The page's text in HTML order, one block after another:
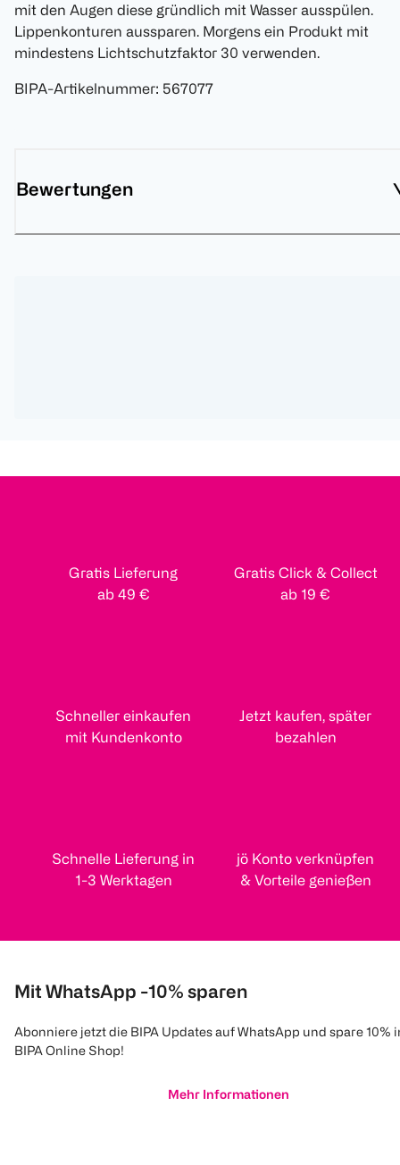
mit den Augen diese gründlich mit Wasser ausspülen.
Lippenkonturen aussparen. Morgens ein Produkt mit
mindestens Lichtschutzfaktor 30 verwenden.
BIPA-Artikelnummer: 567077
Bewertungen
Gratis Lieferung
ab 49 €
Gratis Click & Collect
ab 19 €
Schneller einkaufen
mit Kundenkonto
Jetzt kaufen, später
bezahlen
Schnelle Lieferung in
1-3 Werktagen
jö Konto verknüpfen
& Vorteile genießen
Mit WhatsApp -10% sparen
Abonniere jetzt die BIPA Updates auf WhatsApp und spare 10%
BIPA Online Shop!
Mehr Informationen